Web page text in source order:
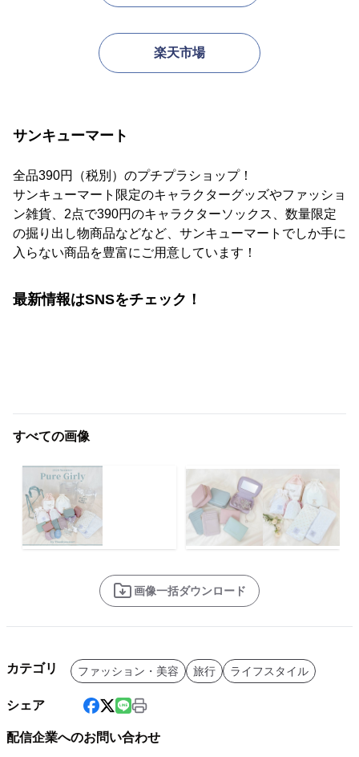
楽天市場
サンキューマート
全品390円（税別）のプチプラショップ！
サンキューマート限定のキャラクターグッズやファッショ
ン雑貨、2点で390円のキャラクターソックス、数量限定
の掘り出し物商品などなど、サンキューマートでしか手に
入らない商品を豊富にご用意しています！
最新情報はSNSをチェック！
すべての画像
画像一括ダウンロード
カテゴリ ファッション・美容 旅行 ライフスタイル
シェア
配信企業へのお問い合わせ